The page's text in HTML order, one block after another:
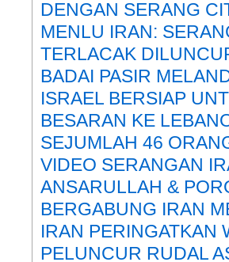
DENGAN SERANG
MENLU IRAN:
TERLACAK
BADAI PASIR
ISRAEL BERSIAP
BESARAN KE
SEJUMLAH 46
VIDEO SERANGAN
ANSARULLAH &
BERGABUNG IRAN
IRAN PERINGATKAN
PELUNCUR RUDAL